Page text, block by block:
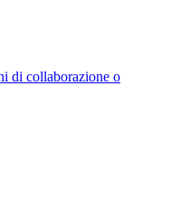
di collaborazione o